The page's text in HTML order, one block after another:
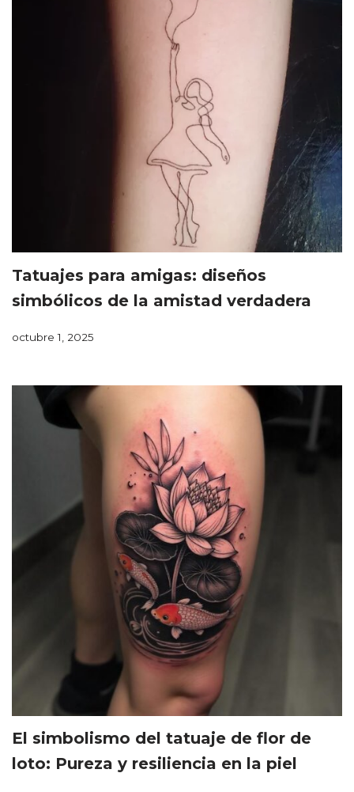
Tatuajes para amigas: diseños
simbólicos de la amistad verdadera
octubre 1, 2025
El simbolismo del tatuaje de flor de
loto: Pureza y resiliencia en la piel